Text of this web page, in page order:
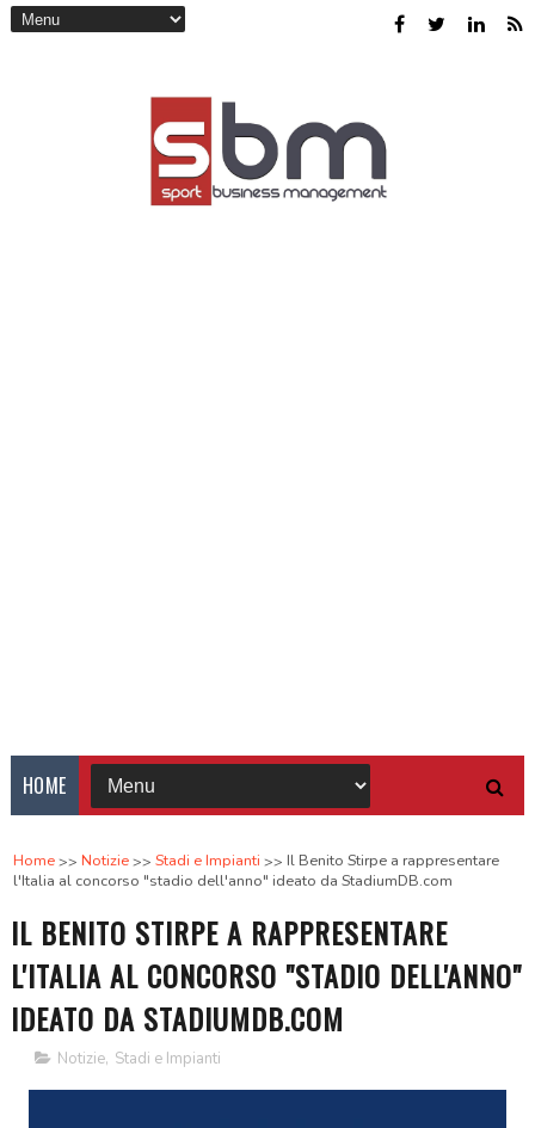
HOME
Home Notizie Stadi e Impianti
Il Benito Stirpe a rappresentare
l'Italia al concorso "stadio dell'anno" ideato da StadiumDB.com
IL BENITO STIRPE A RAPPRESENTARE
L'ITALIA AL CONCORSO "STADIO DELL'ANNO"
IDEATO DA STADIUMDB.COM
Notizie, Stadi e Impianti